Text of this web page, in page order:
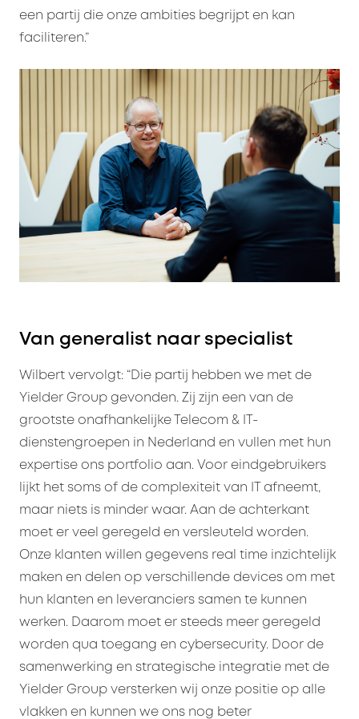
een partij die onze ambities begrijpt en kan
faciliteren.”
Van generalist naar specialist
Wilbert vervolgt: “Die partij hebben we met de
Yielder Group gevonden. Zij zijn een van de
grootste onafhankelijke Telecom & IT-
dienstengroepen in Nederland en vullen met hun
expertise ons portfolio aan. Voor eindgebruikers
lijkt het soms of de complexiteit van IT afneemt,
maar niets is minder waar. Aan de achterkant
moet er veel geregeld en versleuteld worden.
Onze klanten willen gegevens real time inzichtelijk
maken en delen op verschillende devices om met
hun klanten en leveranciers samen te kunnen
werken. Daarom moet er steeds meer geregeld
worden qua toegang en cybersecurity. Door de
samenwerking en strategische integratie met de
Yielder Group versterken wij onze positie op alle
vlakken en kunnen we ons nog beter